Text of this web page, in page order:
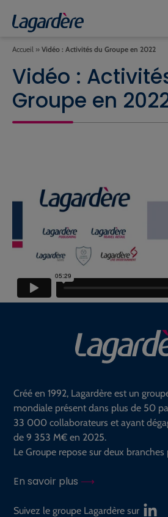
Accueil » Vidéo : Activités du Groupe en 2022
Vidéo :
Groupe en
Créé en 1992, Lagardère est un
mondiale présent dans plus de 50
33 000 collaborateurs et ayant
de 9 353 M€ en 2025.
Le Groupe repose sur deux branches
En savoir plus
Suivez le groupe Lagardère sur